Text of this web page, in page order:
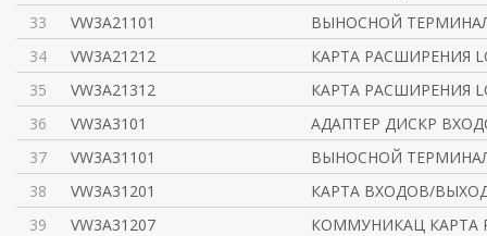
33
VW3A21101
ВЫНОСНОЙ ТЕРМИНАЛ
34
VW3A21212
КАРТА РАСШИРЕНИЯ
35
VW3A21312
КАРТА РАСШИРЕНИЯ
36
VW3A3101
АДАПТЕР ДИСКР
37
VW3A31101
ВЫНОСНОЙ ТЕРМИНАЛ
38
VW3A31201
КАРТА ВХОДОВ/
39
VW3A31207
КОММУНИКАЦ КАРТА